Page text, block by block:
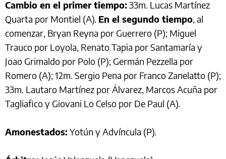
Cambio en el primer tiempo:33m. Lucas Martínez
Quarta por Montiel (A). En el segundo tiempo, al
comenzar, Bryan Reyna por Guerrero (P); Miguel
Trauco por Loyola, Renato Tapia por Santamaría y
Joao Grimaldo por Polo (P); Germán Pezzella por
Romero (A); 12m. Sergio Pena por Franco Zanelatto (P);
33m. Lautaro Martínez por Álvarez, Marcos Acuña por
Tagliafico y Giovani Lo Celso por De Paul (A).
Amonestados:Yotún y Advíncula (P).